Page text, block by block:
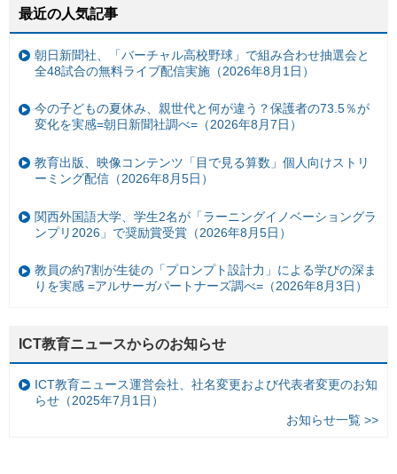
最近の人気記事
朝日新聞社、「バーチャル高校野球」で組み合わせ抽選会と
全48試合の無料ライブ配信実施（2026年8月1日）
今の子どもの夏休み、親世代と何が違う？保護者の73.5％が
変化を実感=朝日新聞社調べ=（2026年8月7日）
教育出版、映像コンテンツ「目で見る算数」個人向けストリ
ーミング配信（2026年8月5日）
関西外国語大学、学生2名が「ラーニングイノベーショングラ
ンプリ2026」で奨励賞受賞（2026年8月5日）
教員の約7割が生徒の「プロンプト設計力」による学びの深ま
りを実感 =アルサーガパートナーズ調べ=（2026年8月3日）
ICT教育ニュースからのお知らせ
ICT教育ニュース運営会社、社名変更および代表者変更のお知
らせ（2025年7月1日）
お知らせ一覧 >>